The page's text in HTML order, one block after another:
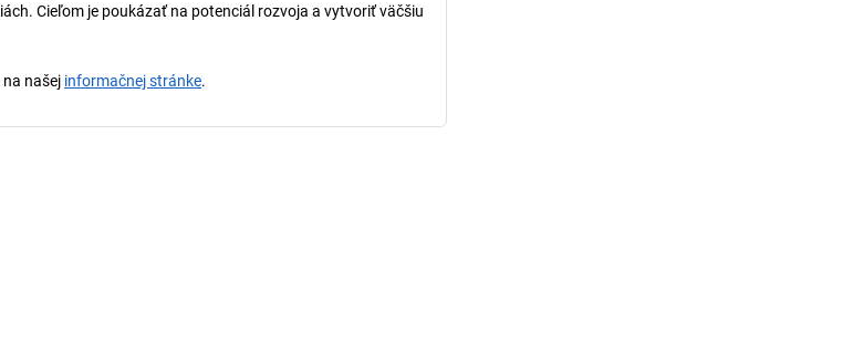
Cieľom je poukázať na potenciál rozvoja a vytvoriť väčšiu
našej informačnej stránke.